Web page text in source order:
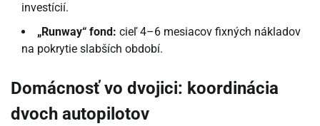
investícií.
„Runway“ fond: cieľ 4–6 mesiacov fixných nákladov
na pokrytie slabších období.
Domácnosť vo dvojici: koordinácia
dvoch autopilotov